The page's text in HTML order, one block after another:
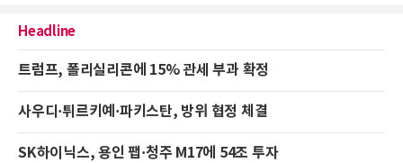
Headline
트럼프, 폴리실리콘에 15% 관세 부과 확정
사우디·튀르키예·파키스탄, 방위 협정 체결
SK하이닉스, 용인 팹·청주 M17에 54조 투자